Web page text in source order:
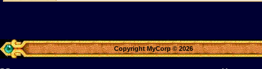
Copyright MyCorp © 2026